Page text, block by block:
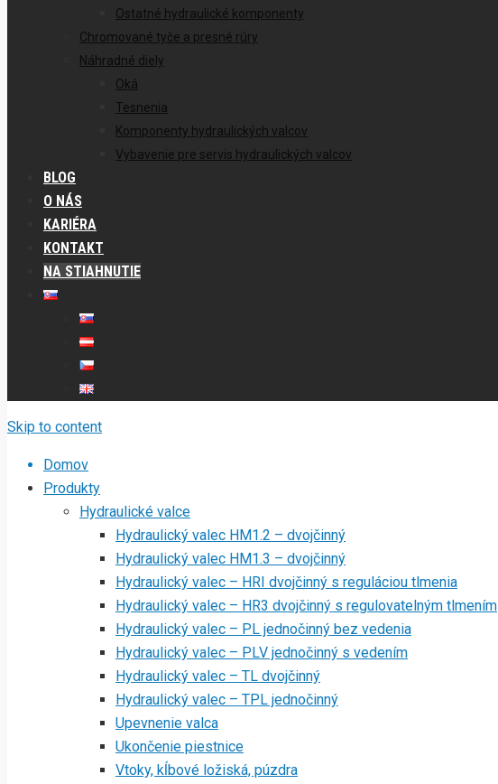
Ostatné hydraulické komponenty
Chromované tyče a presné rúry
Náhradné diely
Oká
Tesnenia
Komponenty hydraulických valcov
Vybavenie pre servis hydraulických valcov
BLOG
O NÁS
KARIÉRA
KONTAKT
NA STIAHNUTIE
Skip to content
Domov
Produkty
Hydraulické valce
Hydraulický valec HM1.2 – dvojčinný
Hydraulický valec HM1.3 – dvojčinný
Hydraulický valec – HRI dvojčinný s reguláciou tlmenia
Hydraulický valec – HR3 dvojčinný s regulovatelným tlmením
Hydraulický valec – PL jednočinný bez vedenia
Hydraulický valec – PLV jednočinný s vedením
Hydraulický valec – TL dvojčinný
Hydraulický valec – TPL jednočinný
Upevnenie valca
Ukončenie piestnice
Vtoky, kĺbové ložiská, púzdra